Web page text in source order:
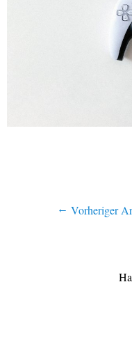
Vorheriger